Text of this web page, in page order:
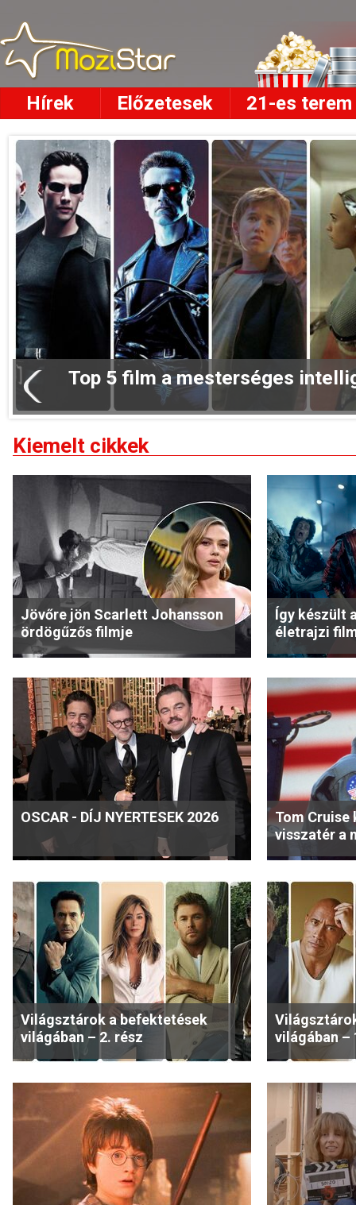
Hírek Előzetesek 21-es terem
Top 5 film a mesterséges
Kiemelt cikkek
Jövőre jön Scarlett Johansson
ördögűzős filmje
Így készült
életrajzi
OSCAR - DÍJ NYERTESEK 2026
Tom Cruise
visszatér a
Világsztárok a befektetések
világában – 2. rész
világában –